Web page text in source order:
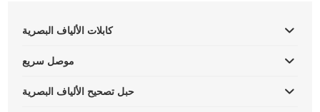
كابلات الألياف البصرية
موصل سريع
حبل تصحيح الألياف البصرية